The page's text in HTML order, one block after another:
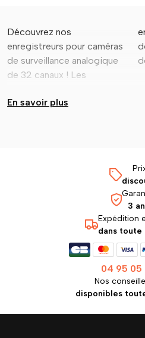
Découvrez nos
enregistreurs pour caméras
de surveillance analogique
de 32 canaux ! Les
enregistreurs permettent
de sauvegarder les images
de 32 caméras de
surveillance filaire
En savoir plus
3
Expédition
dans toute
04 95 05
Nos
disponibles